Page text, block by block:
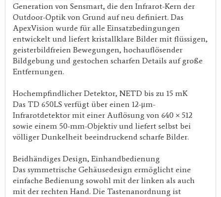
Generation von Sensmart, die den Infrarot-Kern der
Outdoor-Optik von Grund auf neu definiert. Das
ApexVision wurde für alle Einsatzbedingungen
entwickelt und liefert kristallklare Bilder mit flüssigen,
geisterbildfreien Bewegungen, hochauflösender
Bildgebung und gestochen scharfen Details auf große
Entfernungen.
Hochempfindlicher Detektor, NETD bis zu 15 mK
Das TD 650LS verfügt über einen 12-μm-
Infrarotdetektor mit einer Auflösung von 640 × 512
sowie einem 50-mm-Objektiv und liefert selbst bei
völliger Dunkelheit beeindruckend scharfe Bilder.
Beidhändiges Design, Einhandbedienung
Das symmetrische Gehäusedesign ermöglicht eine
einfache Bedienung sowohl mit der linken als auch
mit der rechten Hand. Die Tastenanordnung ist